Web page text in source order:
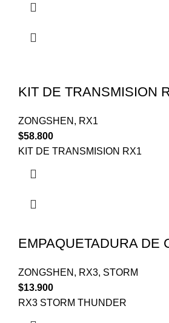
KIT DE TRANSMISION
ZONGSHEN , RX1
$58.800
KIT DE TRANSMISION RX1
EMPAQUETADURA DE
ZONGSHEN , RX3, STORM
$13.900
RX3 STORM THUNDER